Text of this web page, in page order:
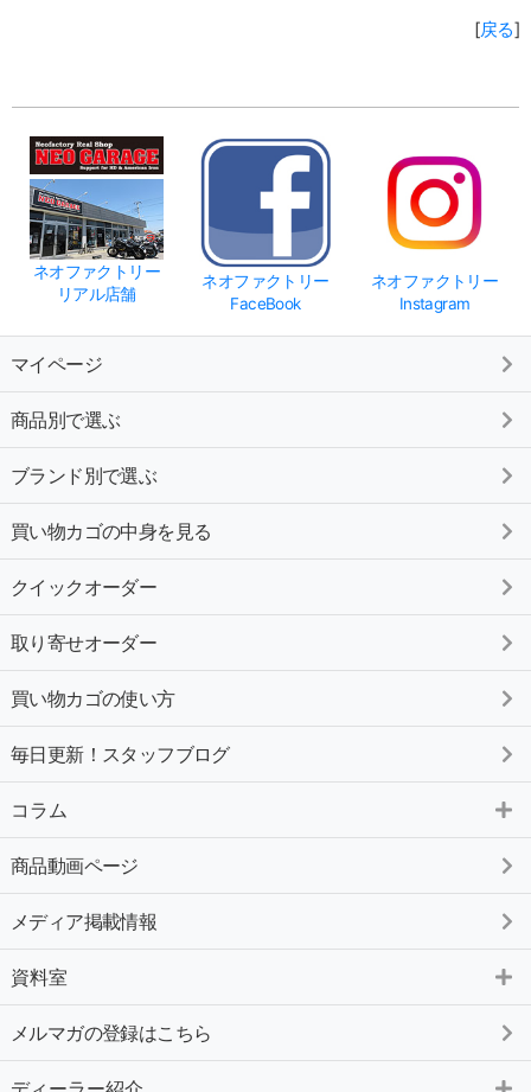
[戻る]
ネオファクトリー
リアル店舗
ネオファクトリー
FaceBook
ネオファクトリー
Instagram
マイページ
商品別で選ぶ
ブランド別で選ぶ
買い物カゴの中身を見る
クイックオーダー
取り寄せオーダー
買い物カゴの使い方
毎日更新！スタッフブログ
コラム
商品動画ページ
メディア掲載情報
資料室
メルマガの登録はこちら